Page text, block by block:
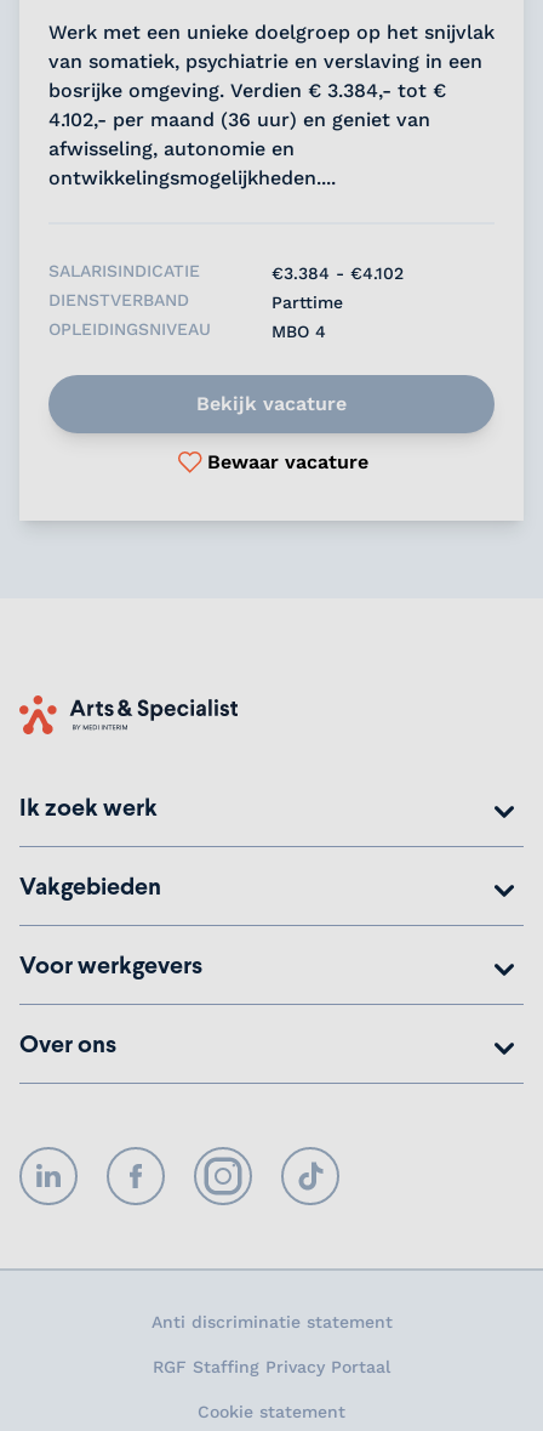
Werk met een unieke doelgroep op het snijvlak
van somatiek, psychiatrie en verslaving in een
bosrijke omgeving. Verdien € 3.384,- tot €
4.102,- per maand (36 uur) en geniet van
afwisseling, autonomie en
ontwikkelingsmogelijkheden....
SALARISINDICATIE
€3.384 - €4.102
DIENSTVERBAND
Parttime
OPLEIDINGSNIVEAU
MBO 4
Bekijk vacature
Bewaar vacature
Home
Ik zoek werk
Vakgebieden
Voor werkgevers
Over ons
LinkedIn FacebookInstagramTikTok
Anti discriminatie statement
RGF Staffing Privacy Portaal
Cookie statement